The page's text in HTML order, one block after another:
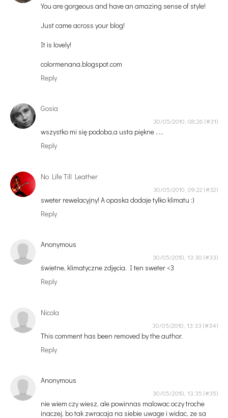
You are gorgeous and have an amazing sense of style!
Just came across your blog!
It is lovely!
colormenana.blogspot.com
Reply
Gosia
30/05/2010, 08:26
wszystko mi się podoba,a usta piękne .....
Reply
No Life Till Leather
30/05/2010, 09:22
sweter rewelacyjny! A opaska dodaje tylko klimatu :)
Reply
Anonymous
30/05/2010, 13:30
świetne, klimatyczne zdjęcia. I ten sweter <3
Reply
Nicola
30/05/2010, 13:33
This comment has been removed by the author.
Reply
Anonymous
30/05/2010, 13:35
nie wiem czy wiesz, ale powinnas malowac oczy troche
inaczej, bo tak zwracaja na siebie uwage i widac, ze sa